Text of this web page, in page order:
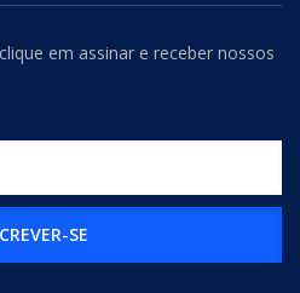
em assinar e receber nossos